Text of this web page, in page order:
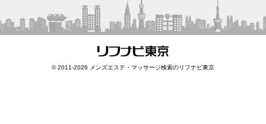
こだわり条件を変更
© 2011-2026 メンズエステ・マッサージ検索のリフナビ東京